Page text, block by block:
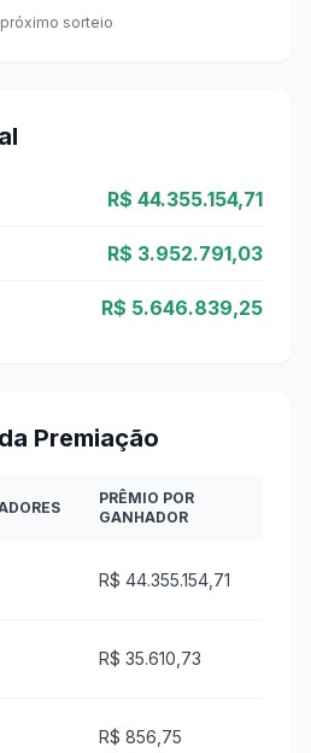
sorteio
R$ 44.355.154,71
R$ 3.952.791,03
R$ 5.646.839,25
Premiação
PRÊMIO POR
GANHADOR
R$ 44.355.154,71
R$ 35.610,73
R$ 856,75